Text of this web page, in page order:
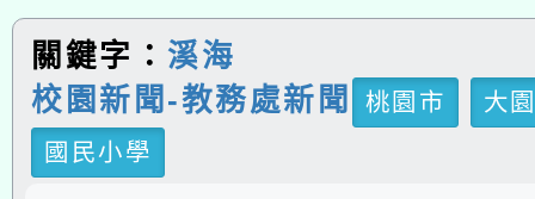
關鍵字： 溪海
校園新聞-教務處新聞
桃園市
大
國民小學